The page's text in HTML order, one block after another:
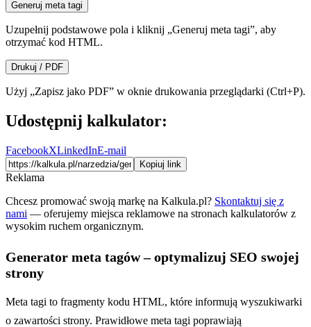
Generuj meta tagi
Uzupełnij podstawowe pola i kliknij „Generuj meta tagi”, aby
otrzymać kod HTML.
Drukuj / PDF
Użyj „Zapisz jako PDF” w oknie drukowania przeglądarki (Ctrl+P).
Udostępnij kalkulator:
FacebookXLinkedInE-mail
Kopiuj link
Reklama
Chcesz promować swoją markę na Kalkula.pl? Skontaktuj się z
nami — oferujemy miejsca reklamowe na stronach kalkulatorów z
wysokim ruchem organicznym.
Generator meta tagów – optymalizuj SEO swojej
strony
Meta tagi to fragmenty kodu HTML, które informują wyszukiwarki
o zawartości strony. Prawidłowe meta tagi poprawiają